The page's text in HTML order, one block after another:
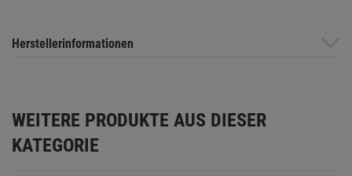
Herstellerinformationen
WEITERE PRODUKTE AUS DIESER
KATEGORIE